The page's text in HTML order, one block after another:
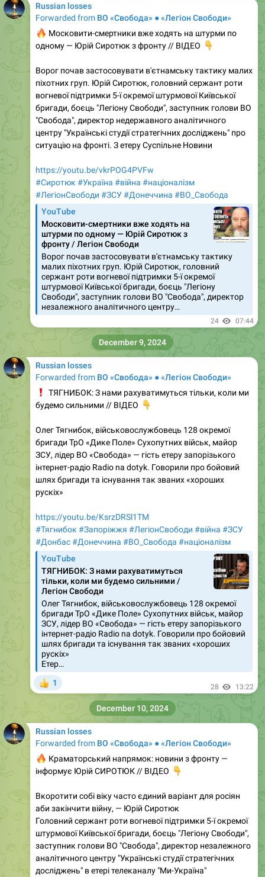
Russian losses
Forwarded from ВО «Свобода» ● «Легіон Свободи»
Московити-смертники вже ходять на штурми по
одному — Юрій Сиротюк з фронту // ВІДЕО
👇
Ворог почав застосовувати в'єтнамську тактику малих
піхотних груп. Юрій Сиротюк, головний сержант роти
вогневої підтримки 5-ї окремої штурмової Київської
бригади, боєць "Легіону Свободи", заступник голови ВО
"Свобода", директор недержавного аналітичного
центру "Українські студії стратегічних досліджень" про
ситуацію на фронті. З етеру Суспільне Новини
https://youtu.be/vkrPOG4PVFw
#Сиротюк #Україна #війна #націоналізм
#ЛегіонСвободи #ЗСУ#Донеччина #ВО_Cвобода
YouTube
Московити-смертники вже ходять на
штурми по одному — Юрій Сиротюк з
фронту / Легіон Свободи
Ворог почав застосовувати в'єтнамську тактику
малих піхотних груп. Юрій Сиротюк, головний
сержант роти вогневої підтримки 5-ї окремої
штурмової Київської бригади, боєць "Легіону
Свободи", заступник голови ВО "Свобода", директор
незалежного аналітичного центру…
24 07:44
Russian losses
Forwarded from ВО «Свобода» ● «Легіон Свободи»
ТЯГНИБОК: З нами рахуватимуться тільки, коли ми
будемо сильними // ВІДЕО
👇
Олег Тягнибок, військовослужбовець 128 окремої
бригади ТрО «Дике Поле» Сухопутних військ, майор
ЗСУ, лідер ВО «Свобода» — гість етеру запорізького
інтернет-радіо Radio na dotyk. Говорили про бойовий
шлях бригади та існування так званих «хороших
рускіх»
https://youtu.be/KsrzDRSl1TM
#Тягнибок #Запоріжжя #ЛегіонСвободи #війна #ЗСУ
#Донбас#Донеччина #ВО_Cвобода #націоналізм
YouTube
ТЯГНИБОК: З нами рахуватимуться
тільки, коли ми будемо сильними /
Легіон Свободи
Олег Тягнибок, військовослужбовець 128 окремої
бригади ТрО «Дике Поле» Сухопутних військ, майор
ЗСУ, лідер ВО «Свобода» — гість етеру запорізького
інтернет-радіо Radio na dotyk. Говорили про бойовий
шлях бригади та існування так званих «хороших
рускіх»
Етер…
1 28 13:22
December 9, 2024
Russian losses
Forwarded from ВО «Свобода» ● «Легіон Свободи»
Краматорський напрямок: новини з фронту —
інформує Юрій СИРОТЮК // ВІДЕО
👇
Вкоротити собі віку часто єдиний варіант для росіян
аби закінчити війну, — Юрій Сиротюк
Головний сержант роти вогневої підтримки 5-ї окремої
штурмової Київської бригади, боєць "Легіону Свободи",
заступник голови ВО "Свобода", директор незалежного
аналітичного центру "Українські студії стратегічних
досліджень" в етері телеканалу "Ми-Україна"
December 10, 2024